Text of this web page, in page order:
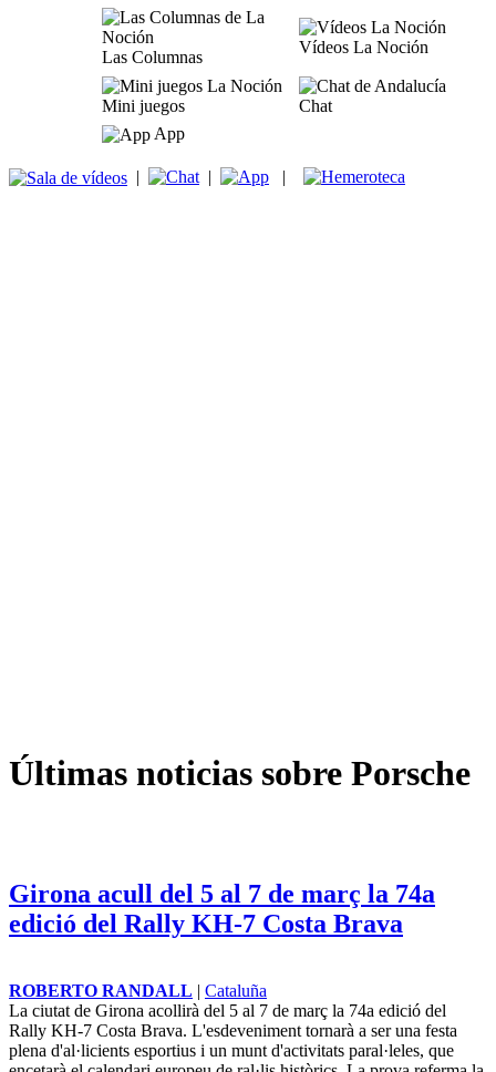
Las Columnas
Vídeos La Noción
Mini juegos
Chat
App
| | |
Últimas noticias sobre Porsche
Girona acull del 5 al 7 de març la 74a
edició del Rally KH-7 Costa Brava
ROBERTO RANDALL | Cataluña
La ciutat de Girona acollirà del 5 al 7 de març la 74a edició del
Rally KH-7 Costa Brava. L'esdeveniment tornarà a ser una festa
plena d'al·licients esportius i un munt d'activitats paral·leles, que